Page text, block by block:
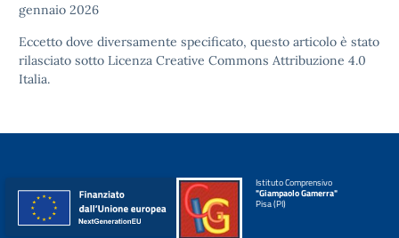
gennaio 2026
Eccetto dove diversamente specificato, questo articolo è stato
rilasciato sotto Licenza Creative Commons Attribuzione 4.0
Italia.
Istituto Comprensivo
"Giampaolo Gamerra"
Pisa (PI)